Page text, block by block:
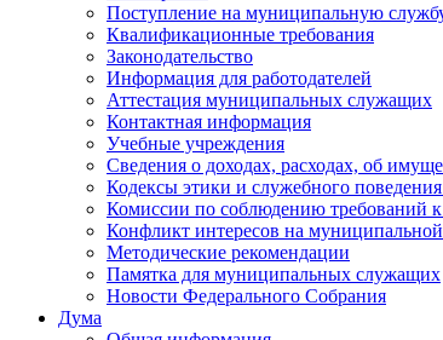
Поступление на муниципальную
Квалификационные требования
Законодательство
Информация для работодателей
Аттестация муниципальных служащих
Контактная информация
Учебные учреждения
Сведения о доходах, расходах, об
Кодексы этики и служебного
Комиссии по соблюдению требований
Конфликт интересов на
Методические рекомендации
Памятка для муниципальных служащих
Новости Федерального Cобрания
Дума